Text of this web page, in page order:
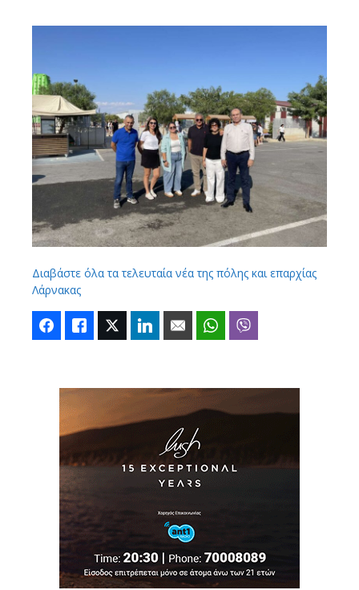
Διαβάστε όλα τα τελευταία νέα της πόλης και επαρχίας
Λάρνακας
FacebookLike Twitter LinkedIn Email WhatsApp